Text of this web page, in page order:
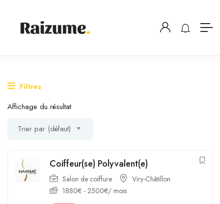
Filtres
Affichage du résultat
Trier par (défaut)
Coiffeur(se) Polyvalent(e)
Salon de coiffure
Viry-Châtillon
1880€ - 2500€/ mois